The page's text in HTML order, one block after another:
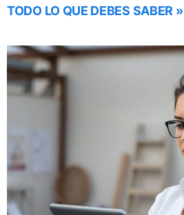
TODO LO QUE DEBES SABER »